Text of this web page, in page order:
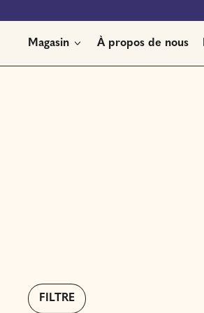
Magasin À propos de nous
FILTRE